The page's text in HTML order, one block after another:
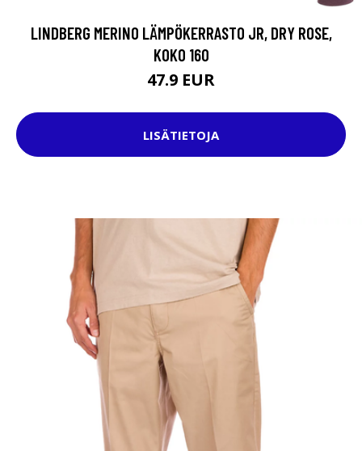
LINDBERG MERINO LÄMPÖKERRASTO JR, DRY ROSE,
KOKO 160
47.9 EUR
LISÄTIETOJA